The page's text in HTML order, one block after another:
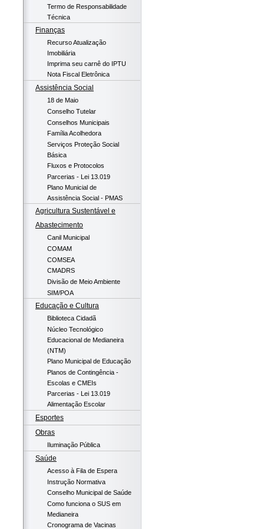
Termo de Responsabilidade
Técnica
Finanças
Recurso Atualização
Imobiliária
Imprima seu carnê do IPTU
Nota Fiscal Eletrônica
Assistência Social
18 de Maio
Conselho Tutelar
Conselhos Municipais
Família Acolhedora
Serviços Proteção Social
Básica
Fluxos e Protocolos
Parcerias - Lei 13.019
Plano Municial de
Assistência Social - PMAS
Agricultura Sustentável e
Abastecimento
Canil Municipal
COMAM
COMSEA
CMADRS
Divisão de Meio Ambiente
SIM/POA
Educação e Cultura
Biblioteca Cidadã
Núcleo Tecnológico
Educacional de Medianeira
(NTM)
Plano Municipal de Educação
Planos de Contingência -
Escolas e CMEIs
Parcerias - Lei 13.019
Alimentação Escolar
Esportes
Obras
Iluminação Pública
Saúde
Acesso à Fila de Espera
Instrução Normativa
Conselho Municipal de Saúde
Como funciona o SUS em
Medianeira
Cronograma de Vacinas